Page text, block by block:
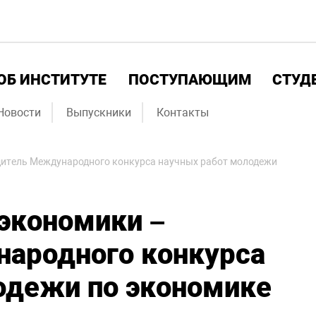
ИНСТИТУТЕ ПОСТУПАЮЩИМ
Выпускники Контакты
Международного конкурса научных работ молодежи
–
конкурса
по экономике